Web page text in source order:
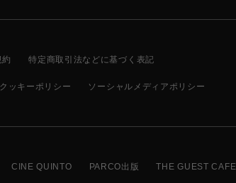
約 特定商取引法などに基づく表記
クッキーポリシー ソーシャルメディアポリシー
CINE QUINTO PARCO出版 THE GUEST CAFE